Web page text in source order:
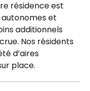
résidence est
et
additionnels
Nos résidents
d’aires
place.